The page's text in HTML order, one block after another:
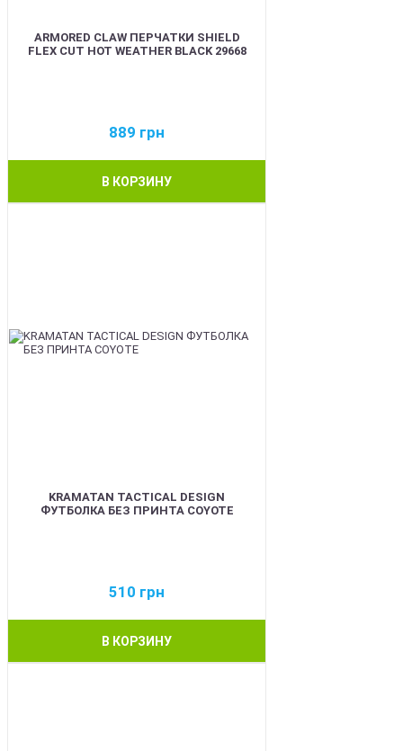
ARMORED CLAW ПЕРЧАТКИ SHIELD
FLEX CUT HOT WEATHER BLACK 29668
889 грн
В КОРЗИНУ
KRAMATAN TACTICAL DESIGN
ФУТБОЛКА БЕЗ ПРИНТА COYOTE
510 грн
В КОРЗИНУ